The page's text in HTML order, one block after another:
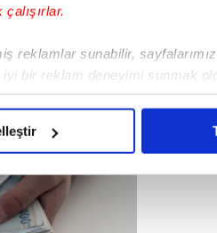
reklamlar sunabilir,
bir reklam deneyimi sunmak
ve bu noktada, reklamların
ve üçüncü kişilere ait
olan çerezler bilgi toplumu